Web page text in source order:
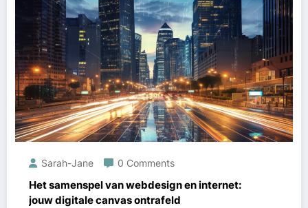
Sarah-Jane 0 Comments
Het samenspel van webdesign en internet:
jouw digitale canvas ontrafeld